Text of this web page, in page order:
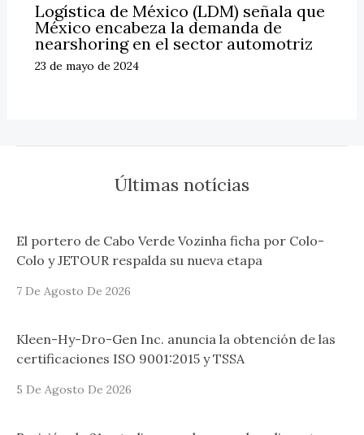
Logística de México (LDM) señala que
México encabeza la demanda de
nearshoring en el sector automotriz
23 de mayo de 2024
Últimas notícias
El portero de Cabo Verde Vozinha ficha por Colo-
Colo y JETOUR respalda su nueva etapa
7 De Agosto De 2026
Kleen-Hy-Dro-Gen Inc. anuncia la obtención de las
certificaciones ISO 9001:2015 y TSSA
5 De Agosto De 2026